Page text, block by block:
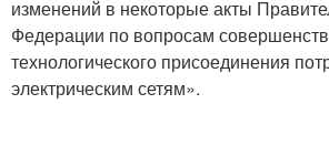
изменений в некоторые акты
Федерации по вопросам
технологического присоединения
электрическим сетям».